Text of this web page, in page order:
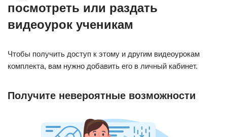
посмотреть или раздать
видеоурок ученикам
Чтобы получить доступ к этому и другим видеоурокам
комплекта, вам нужно добавить его в личный кабинет.
Получите невероятные возможности